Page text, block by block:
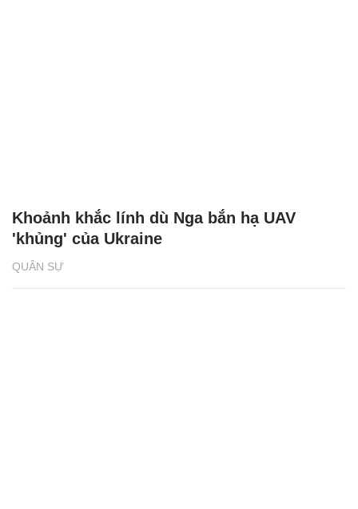
QUÂN SỰ
Khoảnh khắc lính dù Nga bắn hạ UAV
'khủng' của Ukraine